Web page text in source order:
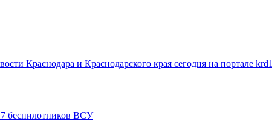
Краснодара и Краснодарского края сегодня на портале krd1
беспилотников ВСУ